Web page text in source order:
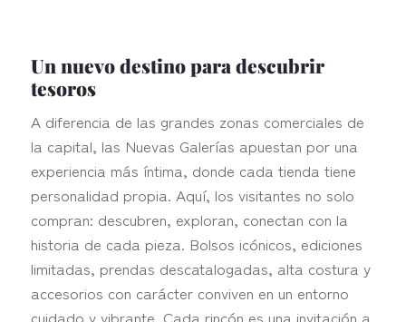
Un nuevo destino para descubrir
tesoros
A diferencia de las grandes zonas comerciales de
la capital, las Nuevas Galerías apuestan por una
experiencia más íntima, donde cada tienda tiene
personalidad propia. Aquí, los visitantes no solo
compran: descubren, exploran, conectan con la
historia de cada pieza. Bolsos icónicos, ediciones
limitadas, prendas descatalogadas, alta costura y
accesorios con carácter conviven en un entorno
cuidado y vibrante. Cada rincón es una invitación a